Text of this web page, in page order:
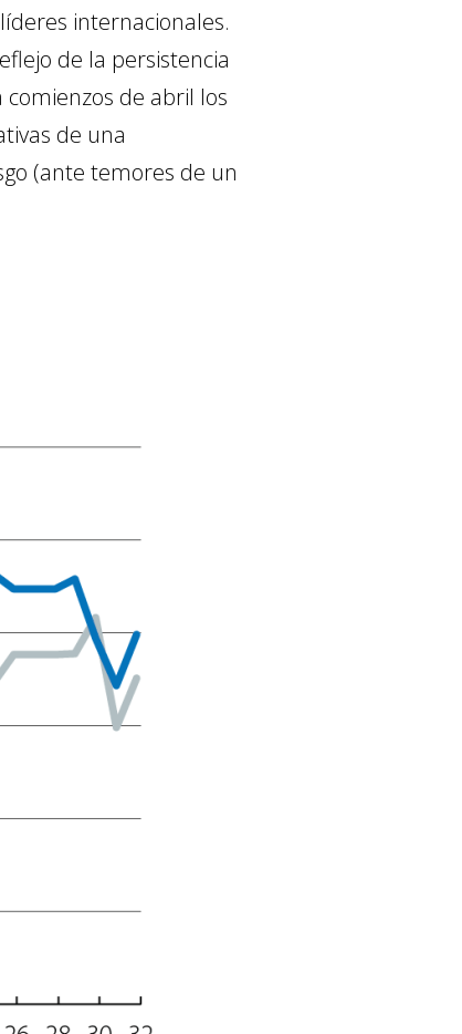
internacionales.
de la persistencia
de abril los
de una
(ante temores de un